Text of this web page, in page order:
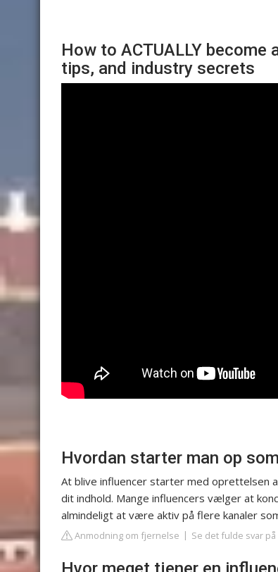
How to ACTUALLY
tips, and industry secrets
Hvordan starter man op
At blive influencer starter med oprettelsen
dit indhold. Mange influencers vælger at
almindeligt at være aktiv på flere kanaler
Anmodning om fjernelse Se det fulde svar